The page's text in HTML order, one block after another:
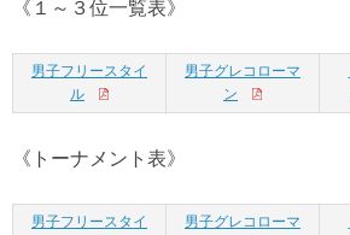
《１～３位一覧表》
男子フリースタイ
ル
男子グレコローマ
ン
《トーナメント表》
男子フリースタイ
男子グレコローマ